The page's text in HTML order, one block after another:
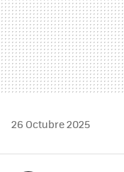
26 Octubre 2025